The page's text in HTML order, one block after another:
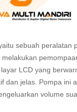
sebuah peralatan
LCD yang
dan jelas. Pompa ini
volume